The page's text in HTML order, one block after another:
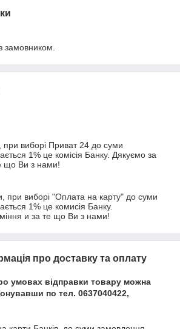
замовником.
при виборі Приват 24 до суми
1% це комісія Банку. Дякуємо за
що Ви з нами!
при виборі "Оплата на карту" до суми
1% це комисія Банку.
и за те що Ви з нами!
про доставку та оплату
умовах відправки товару можна
по тел. 0637040422,